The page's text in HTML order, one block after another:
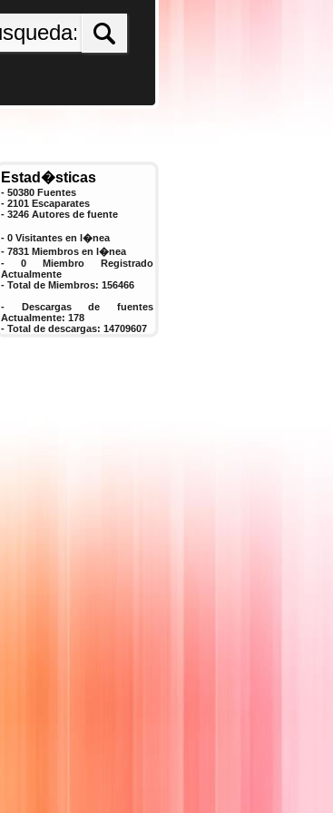
Estad�sticas
- 50380 Fuentes
- 2101 Escaparates
- 3246 Autores de fuente
- 0 Visitantes en l�nea
- 7831 Miembros en l�nea
- 0 Miembro Registrado
Actualmente
- Total de Miembros: 156466
- Descargas de fuentes
Actualmente: 178
- Total de descargas: 14709607